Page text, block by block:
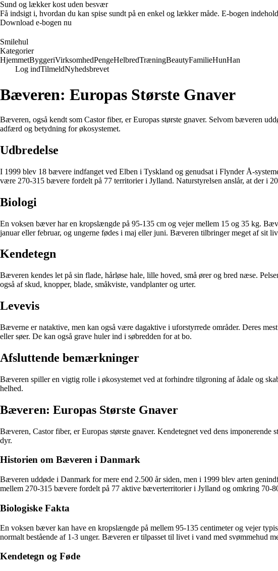
Sund og lækker kost uden besvær
Få indsigt i, hvordan du kan spise sundt på en enkel og lækker måde. E-bogen
Download e-bogen nu
Smilehul
Kategorier
HjemmetByggeriVirksomhedPengeHelbredTræningBeautyFamilieHunHan
Log indTilmeldNyhedsbrevet
Bæveren: Europas Største Gnaver
Bæveren, også kendt som Castor fiber, er Europas største gnaver. Selvom bæveren
adfærd og betydning for økosystemet.
Udbredelse
I 1999 blev 18 bævere indfanget ved Elben i Tyskland og genudsat i Flynder Å-
være 270-315 bævere fordelt på 77 territorier i Jylland. Naturstyrelsen anslår, at der i
Biologi
En voksen bæver har en kropslængde på 95-135 cm og vejer mellem 15 og 35 kg.
januar eller februar, og ungerne fødes i maj eller juni. Bæveren tilbringer meget af sit
Kendetegn
Bæveren kendes let på sin flade, hårløse hale, lille hoved, små ører og bred næse.
også af skud, knopper, blade, småkviste, vandplanter og urter.
Levevis
Bæverne er nataktive, men kan også være dagaktive i uforstyrrede områder. Deres
eller søer. De kan også grave huler ind i søbredden for at bo.
Afsluttende bemærkninger
Bæveren spiller en vigtig rolle i økosystemet ved at forhindre tilgroning af ådale og
helhed.
Bæveren: Europas Største Gnaver
Bæveren, Castor fiber, er Europas største gnaver. Kendetegnet ved dens
dyr.
Historien om Bæveren i Danmark
Bæveren uddøde i Danmark for mere end 2.500 år siden, men i 1999 blev arten
mellem 270-315 bævere fordelt på 77 aktive bæverterritorier i Jylland og omkring 70-
Biologiske Fakta
En voksen bæver kan have en kropslængde på mellem 95-135 centimeter og vejer
normalt bestående af 1-3 unger. Bæveren er tilpasset til livet i vand med svømmehud
Kendetegn og Føde